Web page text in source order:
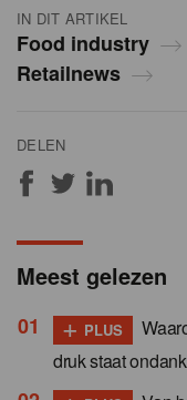
IN DIT ARTIKEL
Food industry
Retailnews
DELEN
Meest gelezen
+ PLUS
druk staat